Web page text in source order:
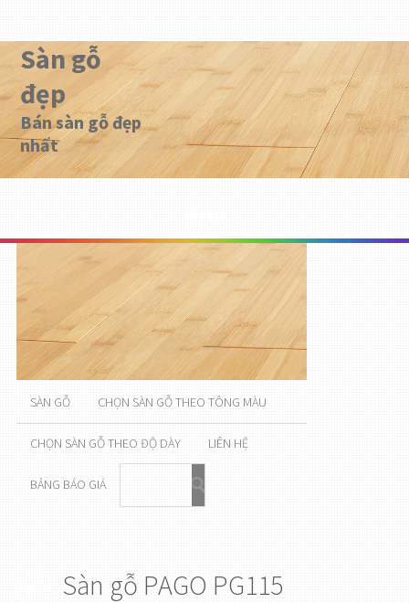
Sàn gỗ
đẹp
Bán sàn gỗ đẹp
nhất
SÀN GỖ CHỌN SÀN GỖ THEO TÔNG MÀU
CHỌN SÀN GỖ THEO ĐỘ DÀY LIÊN HỆ
BẢNG BÁO GIÁ
Sàn gỗ PAGO PG115